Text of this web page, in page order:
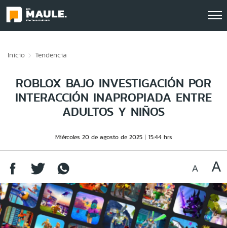
Inicio Tendencia
ROBLOX BAJO INVESTIGACIÓN POR
INTERACCIÓN INAPROPIADA ENTRE
ADULTOS Y NIÑOS
Miércoles 20 de agosto de 2025 15:44 hrs